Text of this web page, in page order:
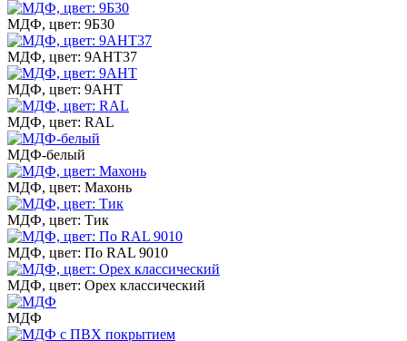
МДФ, цвет: 9Б30
МДФ, цвет: 9АНТ37
МДФ, цвет: 9АНТ
МДФ, цвет: RAL
МДФ-белый
МДФ, цвет: Махонь
МДФ, цвет: Тик
МДФ, цвет: По RAL 9010
МДФ, цвет: Орех классический
МДФ